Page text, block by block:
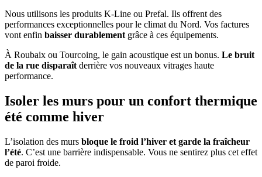
Nous utilisons les produits K-Line ou Prefal. Ils offrent des
performances exceptionnelles pour le climat du Nord. Vos factures
vont enfin baisser durablement grâce à ces équipements.
À Roubaix ou Tourcoing, le gain acoustique est un bonus. Le bruit
de la rue disparaît derrière vos nouveaux vitrages haute
performance.
Isoler les murs pour un confort thermique
été comme hiver
L’isolation des murs bloque le froid l’hiver et garde la fraîcheur
l’été. C’est une barrière indispensable. Vous ne sentirez plus cet effet
de paroi froide.